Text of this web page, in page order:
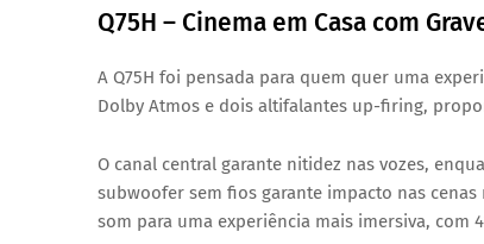
Q75H – Cinema em Casa com
A Q75H foi pensada para quem quer uma
Dolby Atmos e dois altifalantes up-firing,
O canal central garante nitidez nas vozes,
subwoofer sem fios garante impacto nas
som para uma experiência mais imersiva, com